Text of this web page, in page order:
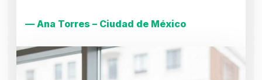
— Ana Torres – Ciudad de México